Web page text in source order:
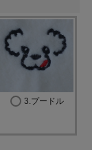
3.プードル